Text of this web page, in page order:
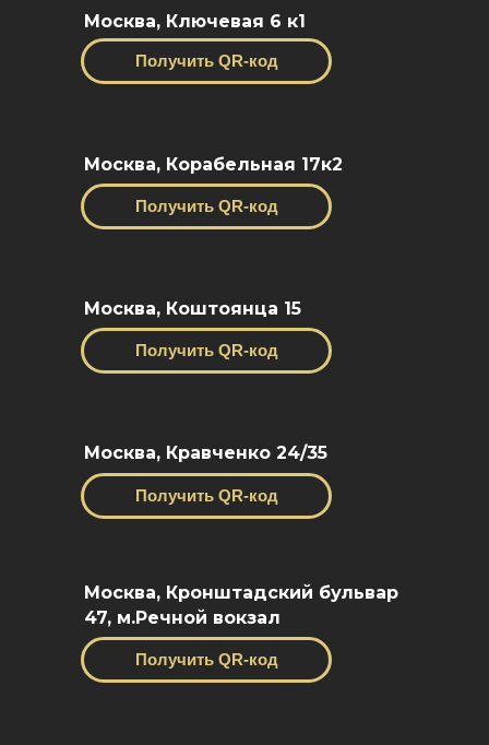
Москва, Ключевая 6 к1
Получить QR-код
Москва, Корабельная 17к2
Получить QR-код
Москва, Коштоянца 15
Получить QR-код
Москва, Кравченко 24/35
Получить QR-код
Москва, Кронштадский бульвар
47, м.Речной вокзал
Получить QR-код